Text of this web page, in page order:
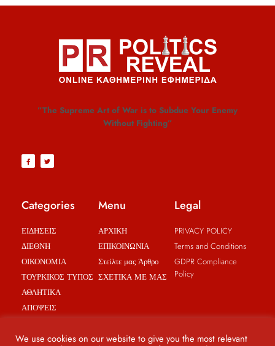
”The Supreme Art of War is to Subdue Your Enemy
Without Fighting”
Categories
ΕΙΔΗΣΕΙΣ
ΔΙΕΘΝΗ
ΟΙΚΟΝΟΜΙΑ
ΤΟΥΡΚΙΚΟΣ ΤΥΠΟΣ
ΑΘΛΗΤΙΚΑ
ΑΠΟΨΕΙΣ
Menu
ΑΡΧΙΚΗ
ΕΠΙΚΟΙΝΩΝΙΑ
Στείλτε μας Άρθρο
ΣΧΕΤΙΚΑ ΜΕ ΜΑΣ
Legal
PRIVACY POLICY
Terms and Conditions
GDPR Compliance
Policy
We use cookies on our website to give you the most relevant